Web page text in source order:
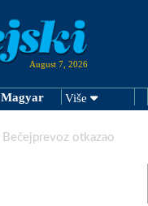
August 7, 2026
Magyar Više
Bečejprevoz otkazao